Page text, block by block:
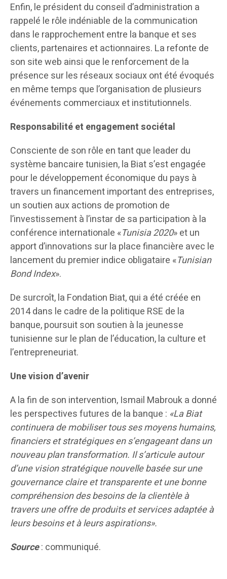
Enfin, le président du conseil d’administration a
rappelé le rôle indéniable de la communication
dans le rapprochement entre la banque et ses
clients, partenaires et actionnaires. La refonte de
son site web ainsi que le renforcement de la
présence sur les réseaux sociaux ont été évoqués
en même temps que l’organisation de plusieurs
événements commerciaux et institutionnels.
Responsabilité et engagement sociétal
Consciente de son rôle en tant que leader du
système bancaire tunisien, la Biat s’est engagée
pour le développement économique du pays à
travers un financement important des entreprises,
un soutien aux actions de promotion de
l’investissement à l’instar de sa participation à la
conférence internationale «Tunisia 2020» et un
apport d’innovations sur la place financière avec le
lancement du premier indice obligataire «Tunisian
Bond Index».
De surcroît, la Fondation Biat, qui a été créée en
2014 dans le cadre de la politique RSE de la
banque, poursuit son soutien à la jeunesse
tunisienne sur le plan de l’éducation, la culture et
l’entrepreneuriat.
Une vision d’avenir
A la fin de son intervention, Ismail Mabrouk a donné
les perspectives futures de la banque : «La Biat
continuera de mobiliser tous ses moyens humains,
financiers et stratégiques en s’engageant dans un
nouveau plan transformation. Il s’articule autour
d’une vision stratégique nouvelle basée sur une
gouvernance claire et transparente et une bonne
compréhension des besoins de la clientèle à
travers une offre de produits et services adaptée à
leurs besoins et à leurs aspirations».
Source: communiqué.